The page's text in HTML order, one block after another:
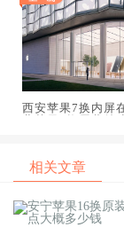
西安苹果7换内屏
相关文章